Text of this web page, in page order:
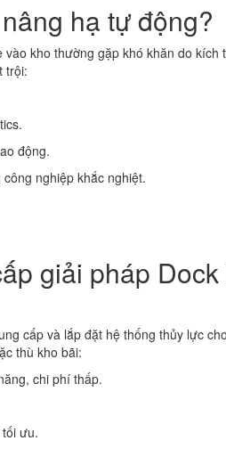
hạ tự động?
kho thường gặp khó khăn do kích
trội:
động.
nghiệp khắc nghiệt.
giải pháp
cấp và lắp đặt hệ thống thủy lực
thù kho bãi:
chi phí thấp.
ưu.